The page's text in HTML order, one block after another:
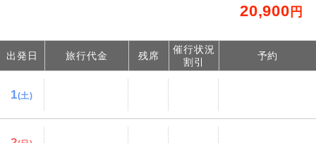
20,900 円
出発日 旅行代金 残席
催行状況
割引
予約
1(土)